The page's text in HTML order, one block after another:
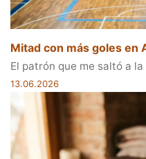
Mitad con más goles en
El patrón que me saltó a
13.06.2026